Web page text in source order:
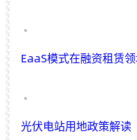
EaaS模式在融资租赁
光伏电站用地政策解读